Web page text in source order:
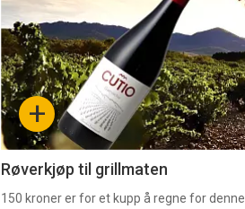
akkurat
nå
-
6 +
Røverkjøp til grillmaten
150 kroner er for et kupp å regne for denne